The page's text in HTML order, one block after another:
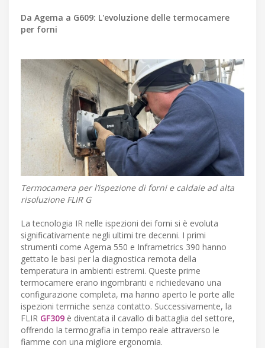
Da Agema a G609: L'evoluzione delle termocamere
per forni
Termocamera per l’ispezione di forni e caldaie ad alta
risoluzione FLIR G
La tecnologia IR nelle ispezioni dei forni si è evoluta
significativamente negli ultimi tre decenni. I primi
strumenti come Agema 550 e Inframetrics 390 hanno
gettato le basi per la diagnostica remota della
temperatura in ambienti estremi. Queste prime
termocamere erano ingombranti e richiedevano una
configurazione completa, ma hanno aperto le porte alle
ispezioni termiche senza contatto. Successivamente, la
FLIR GF309 è diventata il cavallo di battaglia del settore,
offrendo la termografia in tempo reale attraverso le
fiamme con una migliore ergonomia.